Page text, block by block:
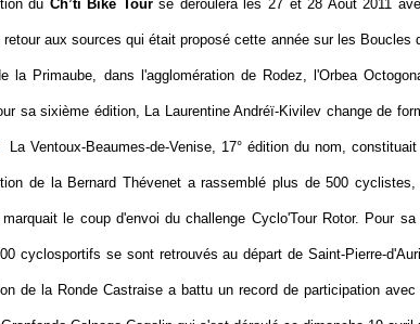
du Ch’ti Bike Tourse déroulera les 27 et 28 Août 2011
retour aux sources qui était proposé cette année sur les Boucles
la Primaube, dans l'agglomération de Rodez, l'Orbea
sa sixième édition, La Laurentine Andréï-Kivilev change de
La Ventoux-Beaumes-de-Venise, 17° édition du nom,
de la Bernard Thévenet a rassemblé plus de 500
marquait le coup d'envoi du challenge Cyclo'Tour Rotor. Pour
cyclosportifs se sont retrouvés au départ de Saint-Pierre-
de la Ronde Castraise a battu un record de participation